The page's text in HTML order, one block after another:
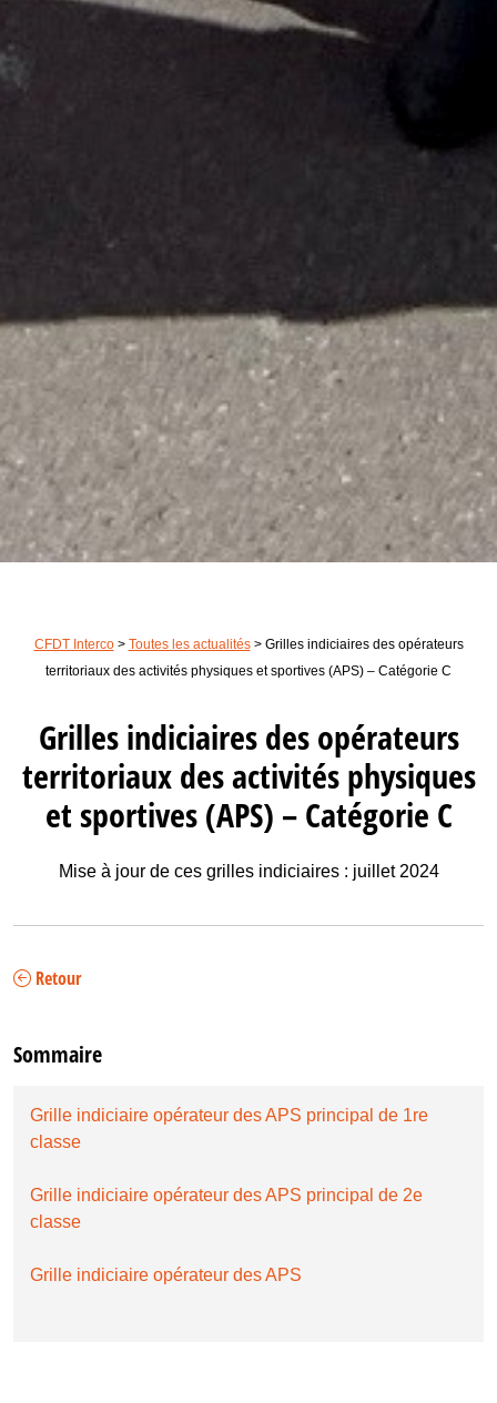
CFDT Interco> Toutes les actualités> Grilles indiciaires des opérateurs
territoriaux des activités physiques et sportives (APS) – Catégorie C
Grilles indiciaires des opérateurs
territoriaux des activités physiques
et sportives (APS) – Catégorie C
Mise à jour de ces grilles indiciaires : juillet 2024
Retour
Sommaire
Grille indiciaire opérateur des APS principal de 1re
classe
Grille indiciaire opérateur des APS principal de 2e
classe
Grille indiciaire opérateur des APS